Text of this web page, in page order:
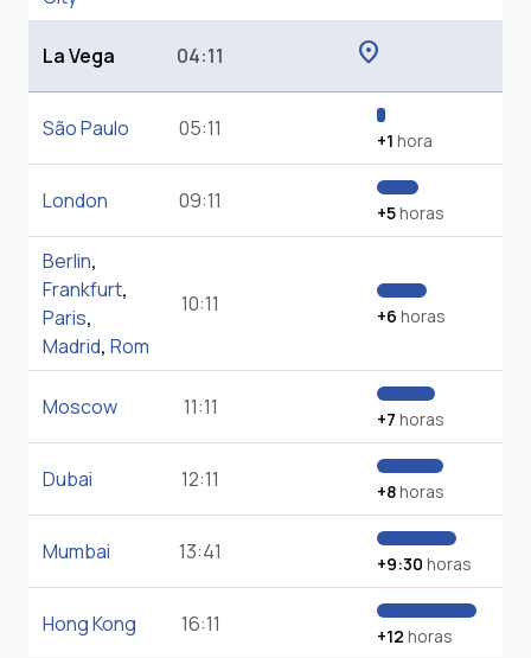
La Vega 04:11 location_on
São Paulo 05:11 +1 hora
London 09:11 +5horas
Berlin,
Frankfurt,
Paris,
Madrid, Rom
10:11 +6 horas
Moscow 11:11 +7 horas
Dubai 12:11 +8horas
Mumbai 13:41 +9:30 horas
Hong Kong 16:11 +12 horas